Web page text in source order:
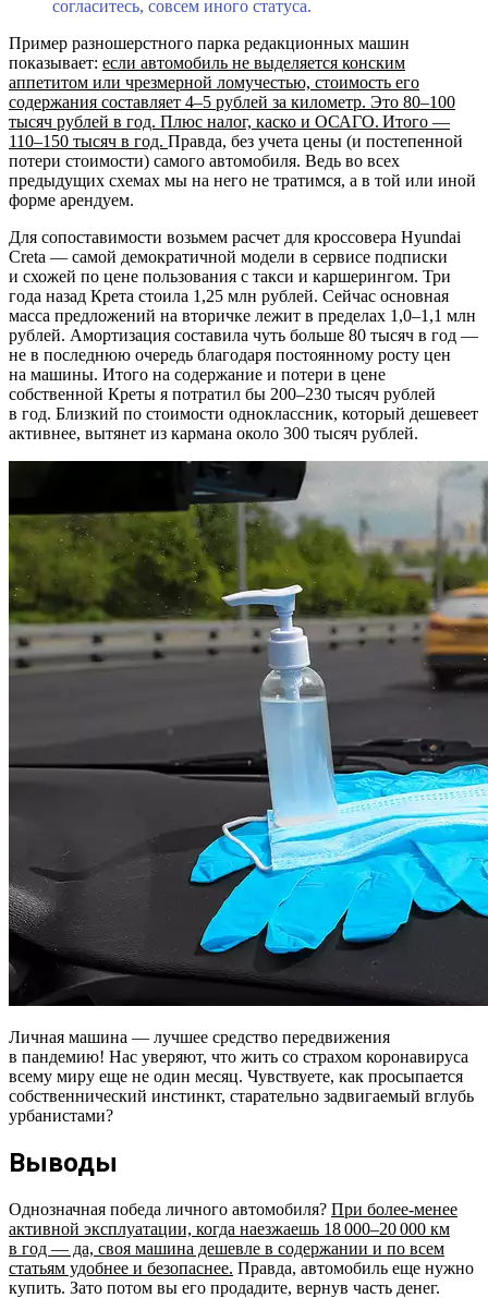
согласитесь, совсем иного статуса.
Пример разношерстного парка редакционных машин
показывает: если автомобиль не выделяется конским
аппетитом или чрезмерной ломучестью, стоимость его
содержания составляет 4–5 рублей за километр. Это 80–100
тысяч рублей в год. Плюс налог, каско и ОСАГО. Итого —
110–150 тысяч в год. Правда, без учета цены (и постепенной
потери стоимости) самого автомобиля. Ведь во всех
предыдущих схемах мы на него не тратимся, а в той или иной
форме арендуем.
Для сопоставимости возьмем расчет для кроссовера Hyundai
Creta — самой демократичной модели в сервисе подписки
и схожей по цене пользования с такси и каршерингом. Три
года назад Крета стоила 1,25 млн рублей. Сейчас основная
масса предложений на вторичке лежит в пределах 1,0–1,1 млн
рублей. Амортизация составила чуть больше 80 тысяч в год —
не в последнюю очередь благодаря постоянному росту цен
на машины. Итого на содержание и потери в цене
собственной Креты я потратил бы 200–230 тысяч рублей
в год. Близкий по стоимости одноклассник, который дешевеет
активнее, вытянет из кармана около 300 тысяч рублей.
Личная машина — лучшее средство передвижения
в пандемию! Нас уверяют, что жить со страхом коронавируса
всему миру еще не один месяц. Чувствуете, как просыпается
собственнический инстинкт, старательно задвигаемый вглубь
урбанистами?
Выводы
Однозначная победа личного автомобиля? При более-менее
активной эксплуатации, когда наезжаешь 18 000–20 000 км
в год — да, своя машина дешевле в содержании и по всем
статьям удобнее и безопаснее. Правда, автомобиль еще нужно
купить. Зато потом вы его продадите, вернув часть денег.